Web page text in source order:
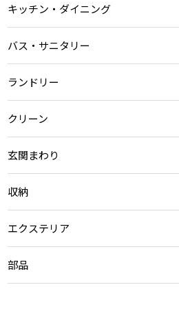
キッチン・ダイニング
バス・サニタリー
ランドリー
クリーン
玄関まわり
収納
エクステリア
部品